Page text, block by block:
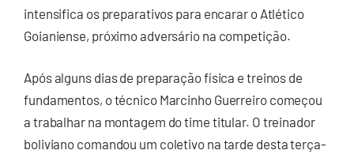
intensifica os preparativos para encarar o Atlético
Goianiense, próximo adversário na competição.
Após alguns dias de preparação física e treinos de
fundamentos, o técnico Marcinho Guerreiro começou
a trabalhar na montagem do time titular. O treinador
boliviano comandou um coletivo na tarde desta terça-